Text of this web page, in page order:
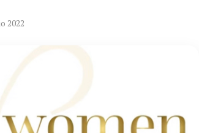
2022